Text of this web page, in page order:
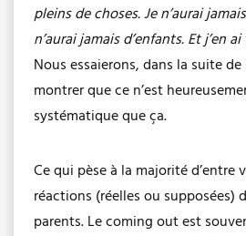
pleins de choses. Je n’aurai
n’aurai jamais d’enfants. Et j’en
Nous essaierons, dans la suite de
montrer que ce n’est
systématique que ça.
Ce qui pèse à la majorité d’entre
réactions (réelles ou supposées)
parents. Le coming out est